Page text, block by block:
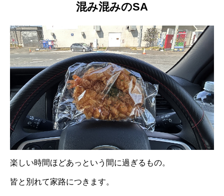
混み混みのSA
楽しい時間ほどあっという間に過ぎるもの。
皆と別れて家路につきます。